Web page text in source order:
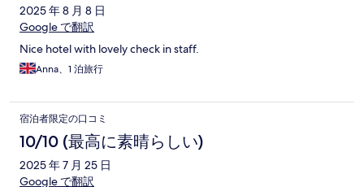
2025 年 8 月 8 日
Google で翻訳
Nice hotel with lovely check in staff.
Anna、1 泊旅行
宿泊者限定の口コミ
10/10 (最高に素晴らしい)
2025 年 7 月 25 日
Google で翻訳